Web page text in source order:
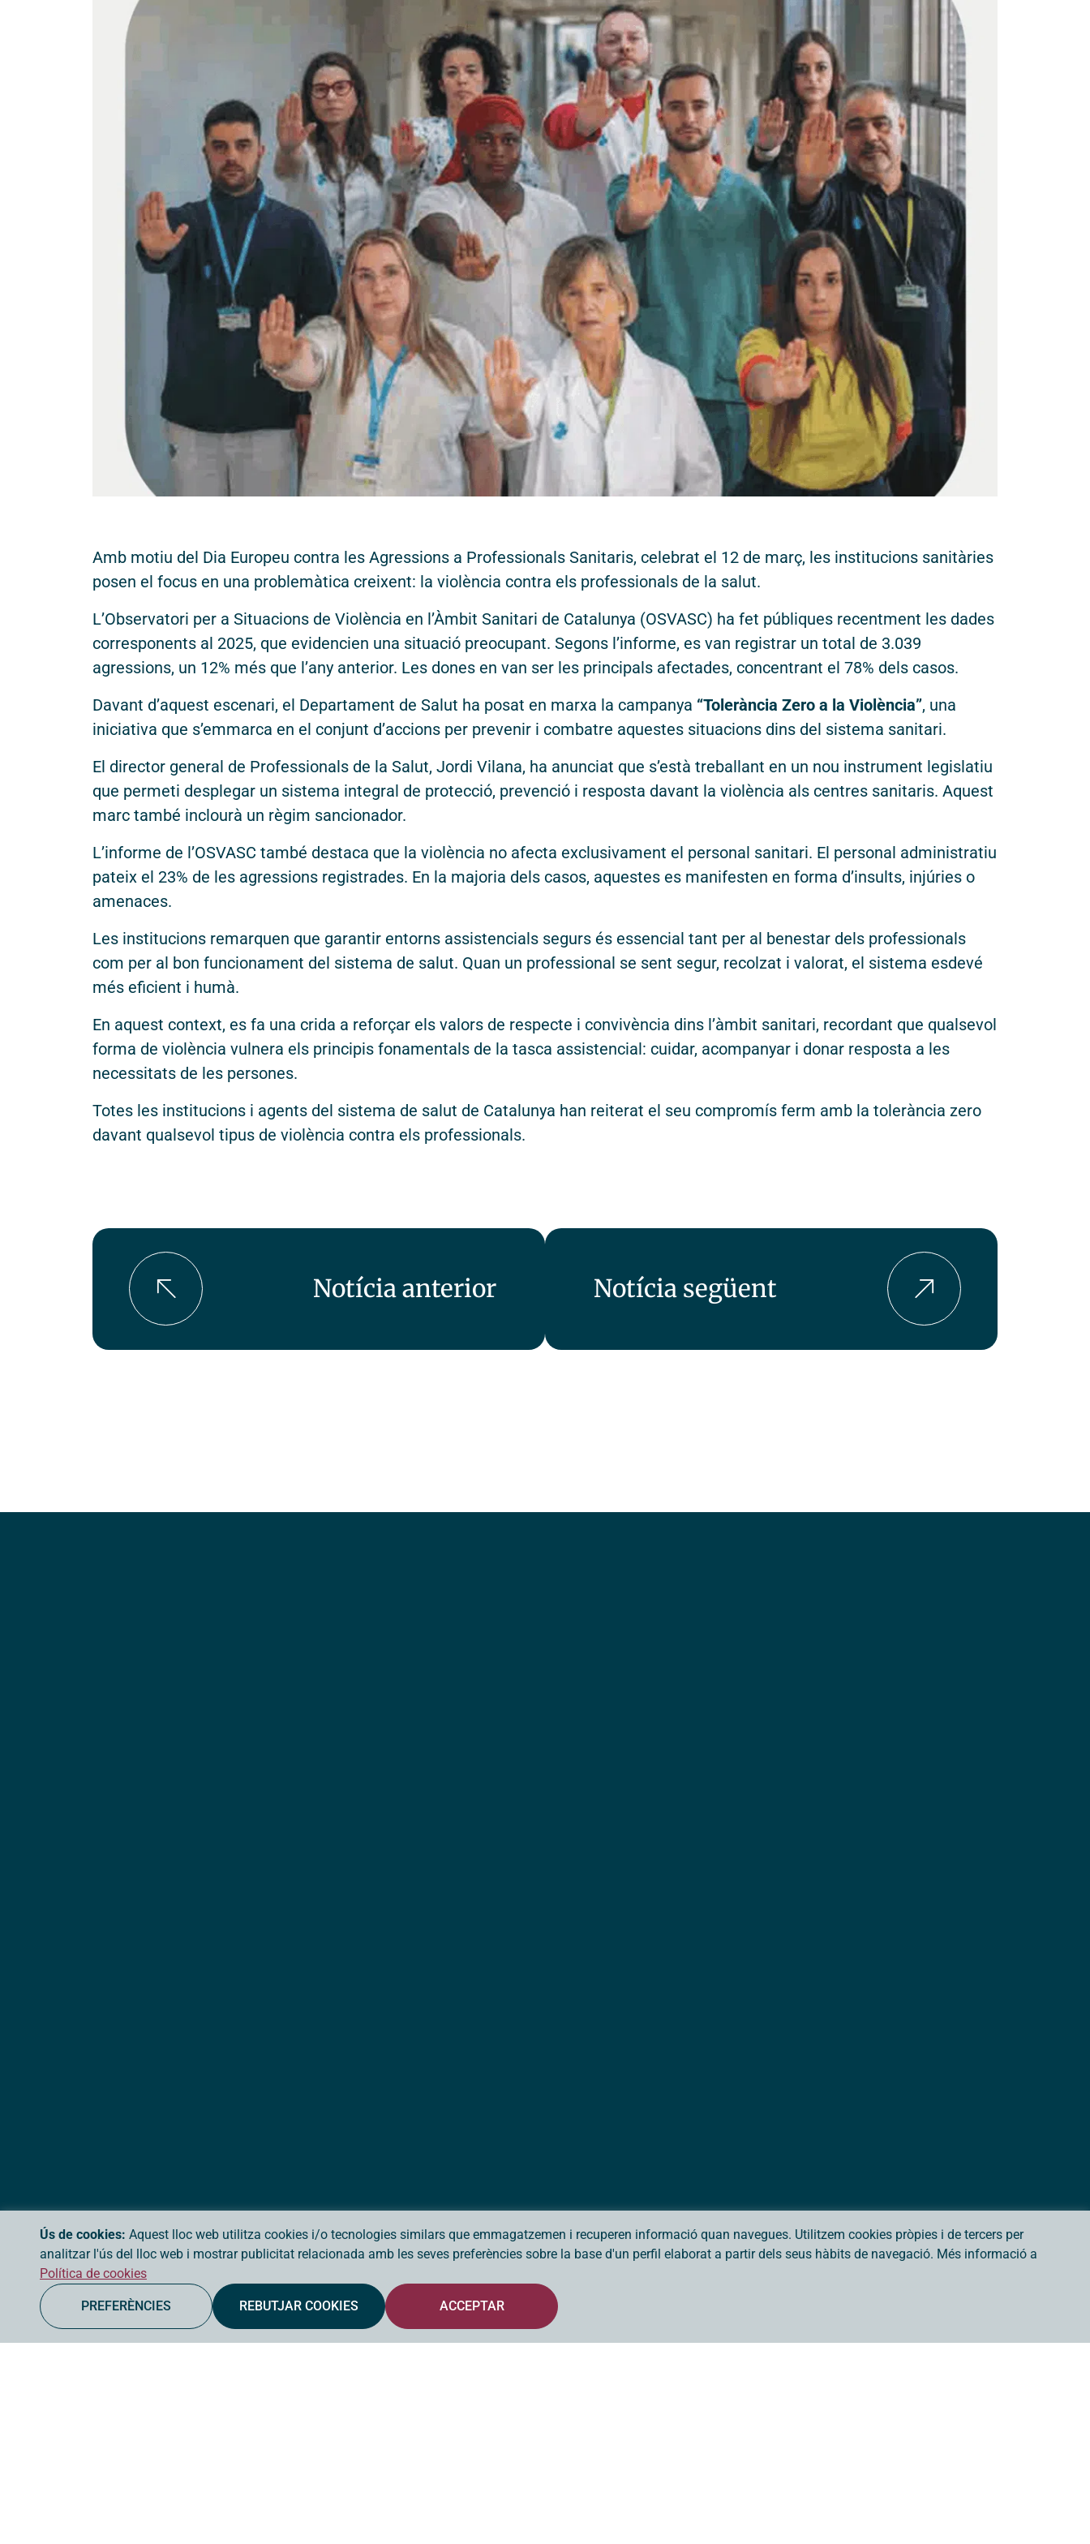
Ús de cookies: Aquest lloc web utilitza cookies i/o tecnologies similars que emmagatzemen i recuperen informació quan navegues. Utilitzem cookies pròpies i de tercers per
analitzar l'ús del lloc web i mostrar publicitat relacionada amb les seves preferències sobre la base d'un perfil elaborat a partir dels seus hàbits de navegació. Més informació a
Política de cookies
PREFERÈNCIES REBUTJAR COOKIES ACCEPTAR
Amb motiu del Dia Europeu contra les Agressions a Professionals Sanitaris, celebrat el 12 de març, les institucions sanitàries
posen el focus en una problemàtica creixent: la violència contra els professionals de la salut.
L’Observatori per a Situacions de Violència en l’Àmbit Sanitari de Catalunya (OSVASC) ha fet públiques recentment les dades
corresponents al 2025, que evidencien una situació preocupant. Segons l’informe, es van registrar un total de 3.039
agressions, un 12% més que l’any anterior. Les dones en van ser les principals afectades, concentrant el 78% dels casos.
Davant d’aquest escenari, el Departament de Salut ha posat en marxa la campanya “Tolerància Zero a la Violència”, una
iniciativa que s’emmarca en el conjunt d’accions per prevenir i combatre aquestes situacions dins del sistema sanitari.
El director general de Professionals de la Salut, Jordi Vilana, ha anunciat que s’està treballant en un nou instrument legislatiu
que permeti desplegar un sistema integral de protecció, prevenció i resposta davant la violència als centres sanitaris. Aquest
marc també inclourà un règim sancionador.
L’informe de l’OSVASC també destaca que la violència no afecta exclusivament el personal sanitari. El personal administratiu
pateix el 23% de les agressions registrades. En la majoria dels casos, aquestes es manifesten en forma d’insults, injúries o
amenaces.
Les institucions remarquen que garantir entorns assistencials segurs és essencial tant per al benestar dels professionals
com per al bon funcionament del sistema de salut. Quan un professional se sent segur, recolzat i valorat, el sistema esdevé
més eficient i humà.
En aquest context, es fa una crida a reforçar els valors de respecte i convivència dins l’àmbit sanitari, recordant que qualsevol
forma de violència vulnera els principis fonamentals de la tasca assistencial: cuidar, acompanyar i donar resposta a les
necessitats de les persones.
Totes les institucions i agents del sistema de salut de Catalunya han reiterat el seu compromís ferm amb la tolerància zero
davant qualsevol tipus de violència contra els professionals.
Notícia anterior Notícia següent
Som una institució creada l’any 1964 i
dedicada a l’àmbit de la Salut i
específicament al de la Salut Mental.
Integrem l’assistència, la docència i la
recerca en la salut mental, amb una
mirada psicològica, social, biològica i
espiritual.
Instagram
Facebook
LinkedIn
Actualitat i agenda
Contacte
Transparència
Canal ètic
Avís legal
Política de privacitat
Política de cookies
(ETAC)
Hospital de Dia d’Adolescents de Sta. Coloma de
Gramenet (HDA SC)
Hospital de Dia d’Adolescents de Badalona (HDIJ BDN)
Programa d’Atenció Domiciliaria Intensiva de Sant Andreu
(PADI)
Pla de Suport Individualitzat de Sant Andreu (PSI)
Servei de Rehabilitació Comunitària de Sant Andreu (SRC)
Assistència privada
Centre Mèdic Psicològic Barcelona (CMP Barcelona)